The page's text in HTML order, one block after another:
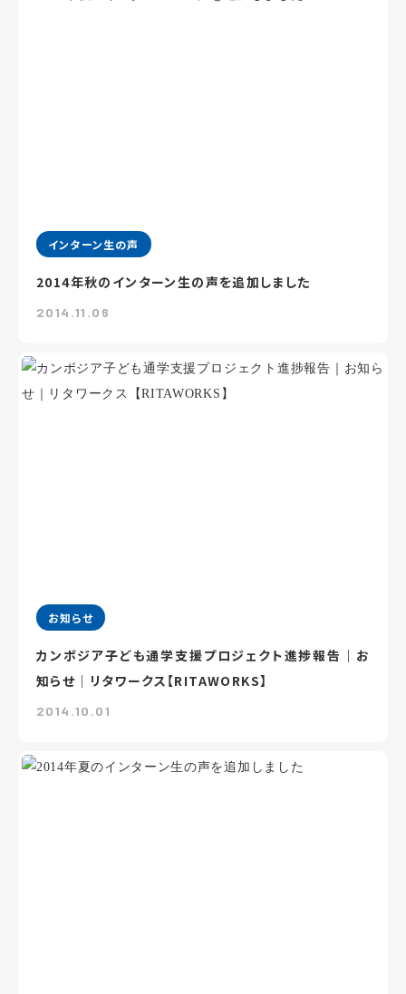
インターン生の声
2014年秋のインターン生の声を追加しました
2014.11.06
お知らせ
カンボジア子ども通学支援プロジェクト進捗報告｜お
知らせ｜リタワークス【RITAWORKS】
2014.10.01